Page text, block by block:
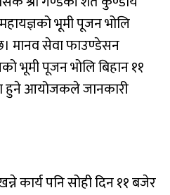
महायज्ञको भूमी पूजन भोलि
मानव सेवा फाउण्डेसन
भूमी पूजन भोलि बिहान ११
हुने आयोजकले जानकारी
कार्य पनि सोही दिन ११ बजेर